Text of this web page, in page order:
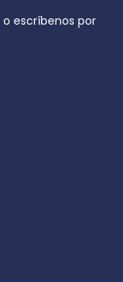
o escríbenos por